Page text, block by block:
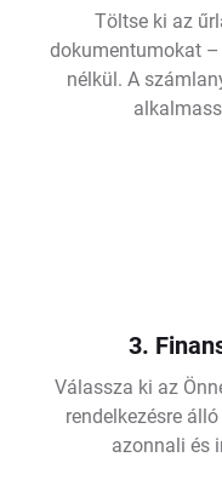
Töltse ki az
dokumentumokat
nélkül. A
3.
Válassza ki az
rendelkezésre
azonnali és